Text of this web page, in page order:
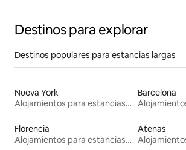
Destinos para explorar
Destinos populares para estancias largas
Nueva York
Alojamientos para estancias largas
Barcelona
Florencia
Alojamientos para estancias largas
Atenas